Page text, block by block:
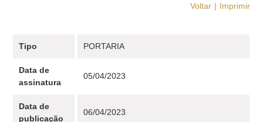
Voltar Imprimir
Tipo PORTARIA
Data de
assinatura
05/04/2023
Data de
publicação
06/04/2023